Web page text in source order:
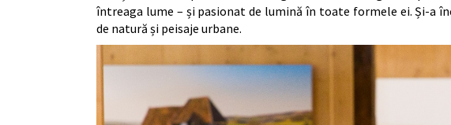
întreaga lume – și pasionat de lumină în toate formele ei. Și-a
de natură și peisaje urbane.